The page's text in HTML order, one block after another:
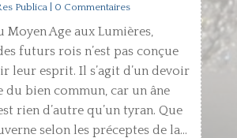
Publica| 0 Commentaires
Moyen Age aux Lumières,
futurs rois n’est pas conçue
leur esprit. Il s’agit d’un devoir
du bien commun, car un âne
rien d’autre qu’un tyran. Que
selon les préceptes de la...